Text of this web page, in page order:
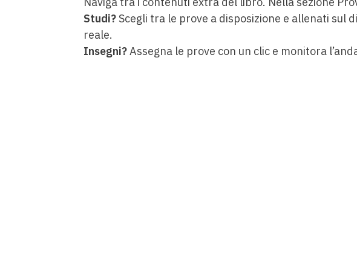
Studi?Scegli tra le prove a disposizione e allenati sul
reale.
Insegni? Assegna le prove con un clic e monitora